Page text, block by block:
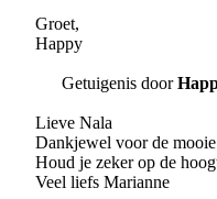
Groet,
Happy
Getuigenis door
Lieve Nala
Dankjewel voor de
Houd je zeker op de
Veel liefs Marianne